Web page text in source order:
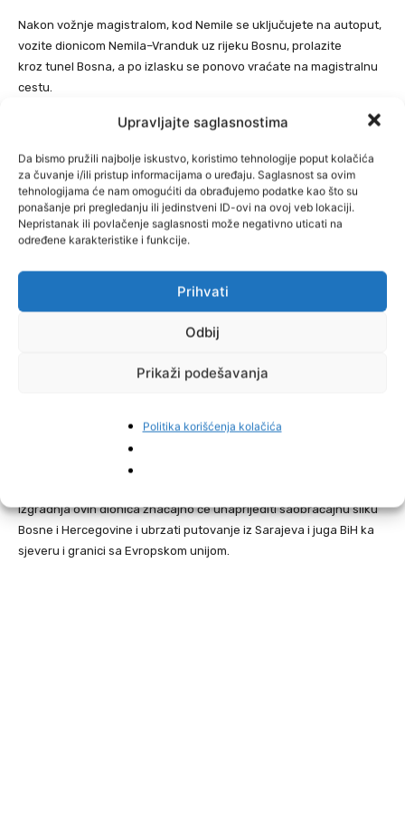
Upravljajte saglasnostima
Da bismo pružili najbolje iskustvo, koristimo tehnologije poput kolačića
za čuvanje i/ili pristup informacijama o uređaju. Saglasnost sa ovim
tehnologijama će nam omogućiti da obrađujemo podatke kao što su
ponašanje pri pregledanju ili jedinstveni ID-ovi na ovoj veb lokaciji.
Nepristanak ili povlačenje saglasnosti može negativno uticati na
određene karakteristike i funkcije.
Prihvati
Odbij
Prikaži podešavanja
Politika korišćenja kolačića
Nakon vožnje magistralom, kod Nemile se uključujete na autoput,
vozite dionicom Nemila–Vranduk uz rijeku Bosnu, prolazite
kroz tunel Bosna, a po izlasku se ponovo vraćate na magistralnu
cestu.
Dionica Poprikuše – Nemila
Dionica Poprikuše–Nemila, duga 5,5 kilometara, smatra se jednom
od tehnički najzahtjevnijih na cijelom Koridoru 5C. Najznačajniji
objekat je upravo tunel Bosna, dug 3,6 kilometara, koji će nakon
otvaranja postati najduži cestovni tunel u BiH.
Tunel, ranije poznat kao Golubinja, omogućit će izbjegavanje uske
i zahtjevne trase kroz kanjon rijeke Bosne, čime će se putovanje
Dionica Nemila – Vranduk
ranijim najavama, sada će biti otvorena samo prva sekcija, koja
čini oko dvije trećine ukupne trase, dok bi preostali dio trebao biti
Izgradnja ovih dionica značajno će unaprijediti saobraćajnu sliku
Bosne i Hercegovine i ubrzati putovanje iz Sarajeva i juga BiH ka
sjeveru i granici sa Evropskom unijom.